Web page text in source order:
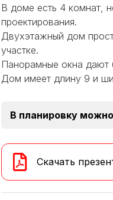
В доме есть 4 комнат,
проектирования.
Двухэтажный дом
участке.
Панорамные окна дают
Дом имеет длину 9 и
В планировку
Скачать